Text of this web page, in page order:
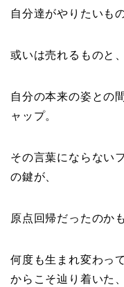
自分達がやりたいも
或いは売れるものと、
自分の本来の姿との
ャップ。
その言葉にならない
の鍵が、
原点回帰だったのか
何度も生まれ変わっ
からこそ辿り着いた、